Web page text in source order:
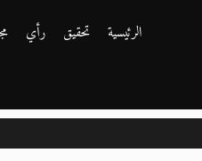
الرئيسية تحقيق رأي